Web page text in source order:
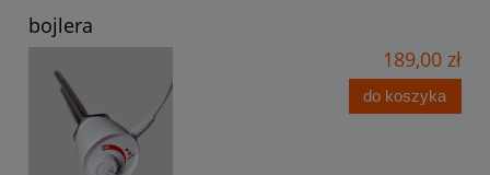
bojlera
189,00 zł
do koszyka